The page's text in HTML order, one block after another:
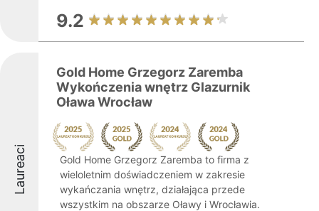
9.2
Laureaci
Gold Home Grzegorz Zaremba
Wykończenia wnętrz Glazurnik
Oława Wrocław
Gold Home Grzegorz Zaremba to firma z
wieloletnim doświadczeniem w zakresie
wykańczania wnętrz, działająca przede
wszystkim na obszarze Oławy i Wrocławia.